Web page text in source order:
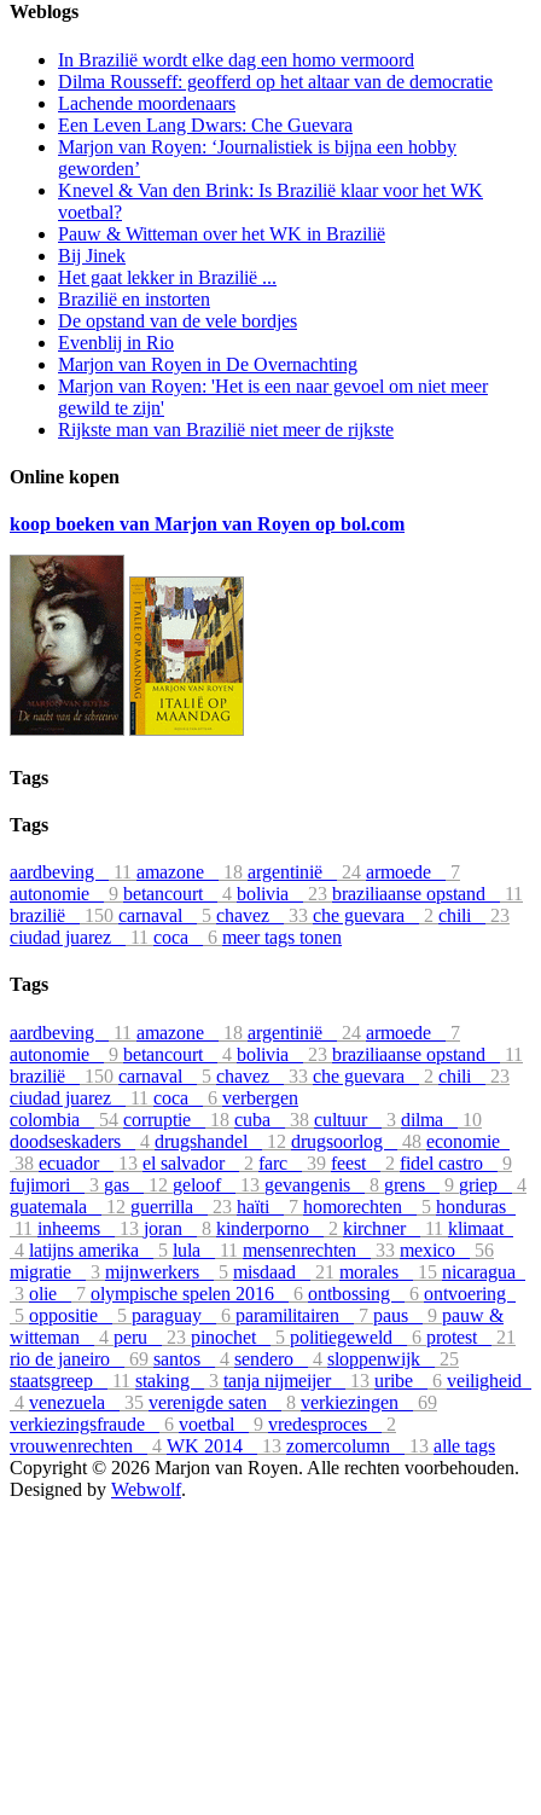
Weblogs
In Brazilië wordt elke dag een homo vermoord
Dilma Rousseff: geofferd op het altaar van de democratie
Lachende moordenaars
Een Leven Lang Dwars: Che Guevara
Marjon van Royen: ‘Journalistiek is bijna een hobby
geworden’
Knevel & Van den Brink: Is Brazilië klaar voor het WK
voetbal?
Pauw & Witteman over het WK in Brazilië
Bij Jinek
Het gaat lekker in Brazilië ...
Brazilië en instorten
De opstand van de vele bordjes
Evenblij in Rio
Marjon van Royen in De Overnachting
Marjon van Royen: 'Het is een naar gevoel om niet meer
gewild te zijn'
Rijkste man van Brazilië niet meer de rijkste
Online kopen
koop boeken van Marjon van Royen op bol.com
Tags
Tags
aardbeving 11 amazone 18 argentinië 24 armoede
7
autonomie
9 betancourt 4 bolivia 23 braziliaanse opstand
11
brazilië
150 carnaval 5 chavez 33 che guevara 2 chili
23
ciudad juarez
11 coca 6 meer tags tonen
Tags
aardbeving 11 amazone 18 argentinië 24 armoede
7
autonomie
9 betancourt 4 bolivia 23 braziliaanse opstand
11
brazilië
150 carnaval 5 chavez 33 che guevara 2 chili
23
ciudad juarez
11 coca 6 verbergen
colombia
54 corruptie 18 cuba 38 cultuur 3 dilma
10
doodseskaders
4 drugshandel 12 drugsoorlog 48 economie
38 ecuador 13 el salvador 2 farc 39 feest 2 fidel castro
9
fujimori
3 gas 12 geloof 13 gevangenis 8 grens 9 griep
4
guatemala
12 guerrilla 23 haïti 7 homorechten 5 honduras
11 inheems 13 joran 8 kinderporno 2 kirchner 11 klimaat
4 latijns amerika 5 lula 11 mensenrechten 33 mexico
56
migratie
3 mijnwerkers 5 misdaad 21 morales 15 nicaragua
3 olie 7 olympische spelen 2016 6 ontbossing 6 ontvoering
5 oppositie 5 paraguay 6 paramilitairen 7 paus 9 pauw &
witteman
4 peru 23 pinochet 5 politiegeweld 6 protest
21
rio de janeiro
69 santos 4 sendero 4 sloppenwijk
25
staatsgreep
11 staking 3 tanja nijmeijer 13 uribe 6 veiligheid
4 venezuela 35 verenigde saten 8 verkiezingen
69
verkiezingsfraude
6 voetbal 9 vredesproces
2
vrouwenrechten
4 WK 2014 13 zomercolumn 13 alle tags
Copyright © 2026 Marjon van Royen. Alle rechten voorbehouden.
Designed by Webwolf.